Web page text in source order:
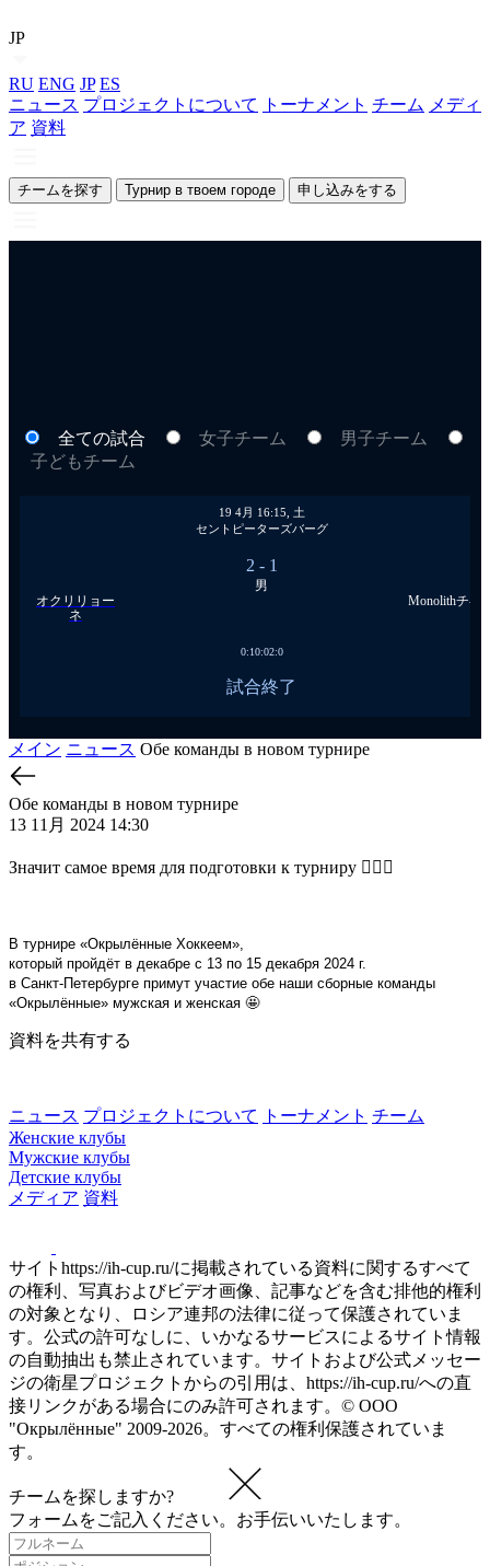
JP
RU ENG JP ES
ニュース プロジェクトについて トーナメント チーム メディ
ア 資料
チームを探す Турнир в твоем городе 申し込みをする
全ての試合 女子チーム
男子チーム
子どもチーム
19 4月 16:15, 土
セントピーターズバーグ
オクリリョー
ネ
2 - 1
男
Monolithチ-ム
0:10:02:0
試合終了
メイン ニュース Обе команды в новом турнире
Обе команды в новом турнире
13 11月 2024 14:30
Значит самое время для подготовки к турниру 🏋🏻‍♀️
В турнире «Окрылённые Хоккеем»,
который пройдёт в декабре с 13 по 15 декабря 2024 г.
в Санкт-Петербурге примут участие обе наши сборные команды
«Окрылённые» мужская и женская 🤩
資料を共有する
ニュース プロジェクトについて トーナメント チーム
Женские клубы
Мужские клубы
Детские клубы
メディア 資料
サイトhttps://ih-cup.ru/に掲載されている資料に関するすべて
の権利、写真およびビデオ画像、記事などを含む排他的権利
の対象となり、ロシア連邦の法律に従って保護されていま
す。公式の許可なしに、いかなるサービスによるサイト情報
の自動抽出も禁止されています。サイトおよび公式メッセー
ジの衛星プロジェクトからの引用は、https://ih-cup.ru/への直
接リンクがある場合にのみ許可されます。© ООО
"Окрылённые" 2009-2026。すべての権利保護されていま
す。
チームを探しますか?
フォームをご記入ください。お手伝いいたします。